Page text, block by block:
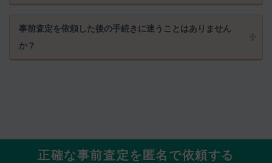
事前査定を依頼した後の手続きに迷うことはありません
か？
正確な事前査定を匿名で依頼する